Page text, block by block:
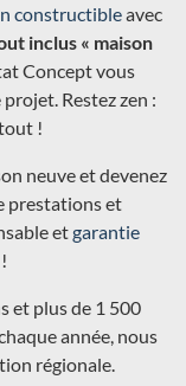
constructibleavec
inclus « maison
Concept vous
Restez zen :
!
neuve et devenez
prestations et
etgarantie
et plus de 1 500
année, nous
régionale.